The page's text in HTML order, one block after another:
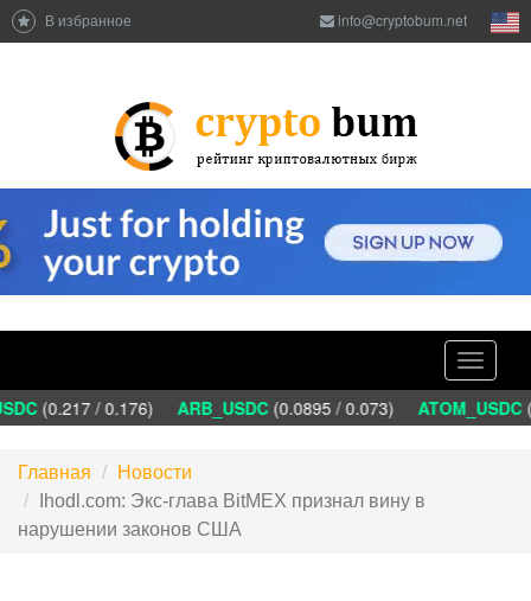
В избранное info@cryptobum.net
Toggle
(0.217 / 0.176) ARB_USDC(0.0895 / 0.073) ATOM_USDC
Главная
Новости
Ihodl.com: Экс-глава BitMEX признал вину в
нарушении законов США